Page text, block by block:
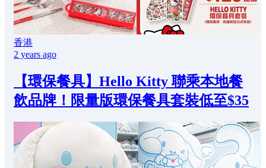
香港
2 years ago
【環保餐具】Hello Kitty 聯乘本地餐
飲品牌！限量版環保餐具套裝低至$35